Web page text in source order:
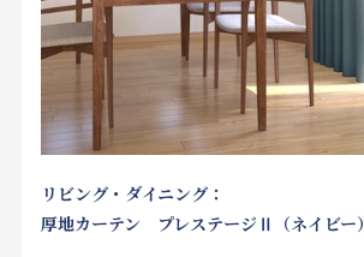
リビング・ダイニング：
厚地カーテン プレステージⅡ（ネイビー）